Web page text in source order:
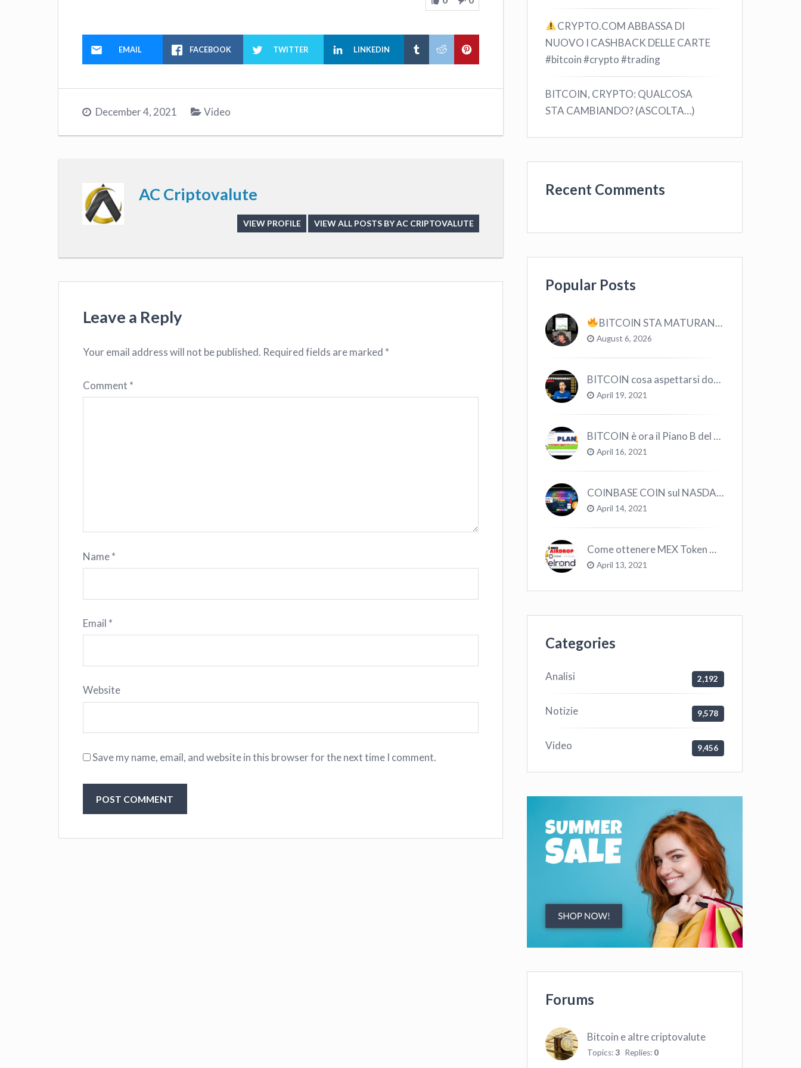
EMAIL FACEBOOK TWITTER LINKEDIN
December 4, 2021 Video
AC Criptovalute
VIEW PROFILE VIEW ALL POSTS BY AC CRIPTOVALUTE
Leave a Reply
Your email address will not be published. Required fields are marked *
Comment *
Name*
Email *
Website
Save my name, email, and website in this browser for the next time I comment.
CRYPTO.COM ABBASSA DI
NUOVO I CASHBACK DELLE CARTE
#bitcoin #crypto #trading
BITCOIN, CRYPTO: QUALCOSA
STA CAMBIANDO? (ASCOLTA…)
Recent Comments
Popular Posts
BITCOIN STA MATURANDO? #bitcoin #crypto #trading
August 6, 2026
BITCOIN cosa aspettarsi dopo il “Crollo”? – CryptoMonday NEWS w16/’21
April 19, 2021
BITCOIN è ora il Piano B del Mondo
April 16, 2021
COINBASE COIN sul NASDAQ e le CRYPTO volano!
April 14, 2021
Come ottenere MEX Token GRATIS su Elrond ?
April 13, 2021
Categories
Analisi 2,192
Notizie 9,578
Video 9,456
Forums
Bitcoin e altre criptovalute
Topics:3 Replies: 0